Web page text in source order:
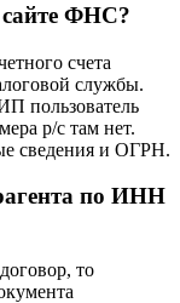
поставщиков.
отличается
должны
государства.
сайте ФНС?
счета
службы.
р/с там нет.
сведения и ОГРН.